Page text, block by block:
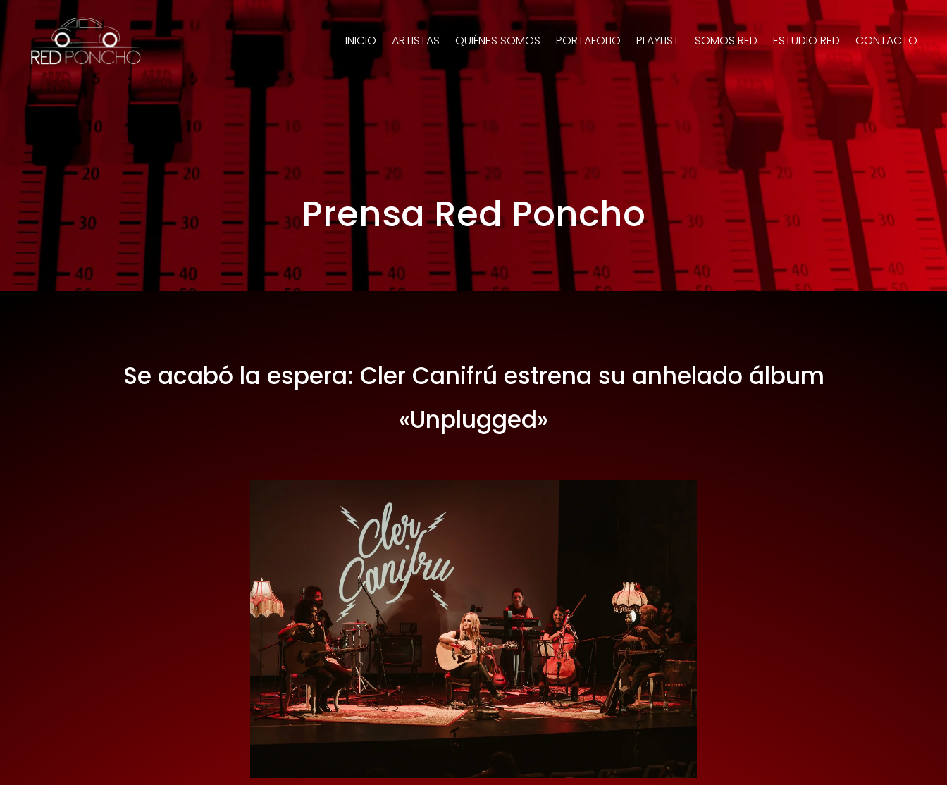
INICIO ARTISTAS QUIÉNES SOMOS PORTAFOLIO PLAYLIST SOMOS RED ESTUDIO RED CONTACTO
Prensa Red Poncho
Se acabó la espera: Cler Canifrú estrena su anhelado álbum
«Unplugged»